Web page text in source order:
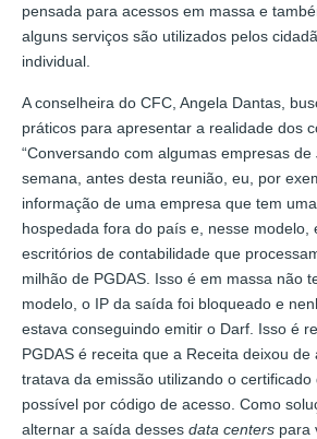
pensada para acessos em massa e
alguns serviços são utilizados pelos
individual.
A conselheira do CFC, Angela Dantas,
práticos para apresentar a realidade dos
“Conversando com algumas empresas de
semana, antes desta reunião, eu, por
informação de uma empresa que tem
hospedada fora do país e, nesse modelo,
escritórios de contabilidade que
milhão de PGDAS. Isso é em massa não
modelo, o IP da saída foi bloqueado e
estava conseguindo emitir o Darf. Isso é
PGDAS é receita que a Receita deixou
tratava da emissão utilizando o certificado
possível por código de acesso. Como
alternar a saída desses data centers para